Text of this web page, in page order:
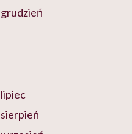
grudzień
lipiec
sierpień